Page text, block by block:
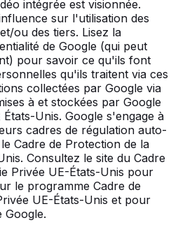
intégrée est visionnée.
sur l'utilisation des
ou des tiers. Lisez la
de Google (qui peut
pour savoir ce qu'ils font
qu'ils traitent via ces
collectées par Google via
à et stockées par Google
Unis. Google s'engage à
cadres de régulation auto-
Cadre de Protection de la
Consultez le site du Cadre
Privée UE-États-Unis pour
le programme Cadre de
UE-États-Unis et pour
Google.
place gratuites en France.
4 semaines ouvrables.
?Voir la vidéo
de pique-nique pour une
sportif, un parc ou un
HeBlad sont spécialement
en extérieur. C’est
souvent cet ensemble
tels que les cours
les aires de repos
de sport. Du fait de leur